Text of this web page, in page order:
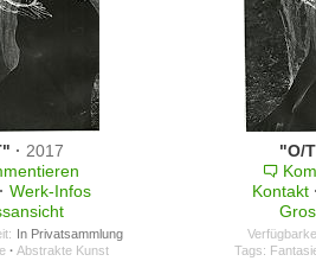
· 2017
· Werk-Infos
In Privatsammlung
· Abstrakte Kunst
"O/
Kontakt ·
Tags: